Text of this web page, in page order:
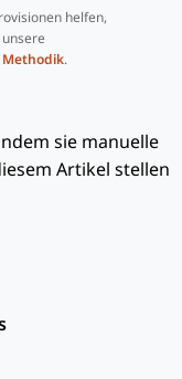
helfen,
Methodik.
sie manuelle
Artikel stellen